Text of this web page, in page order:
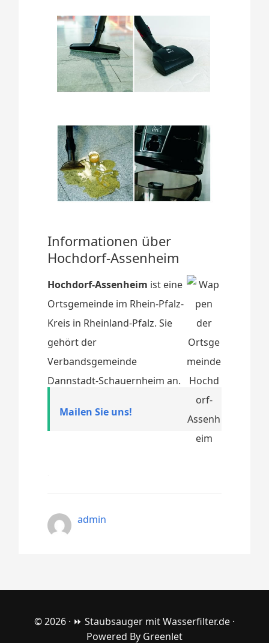
Informationen über
Hochdorf-Assenheim
Hochdorf-Assenheim ist eine
Ortsgemeinde im Rhein-Pfalz-
Kreis in Rheinland-Pfalz. Sie
gehört der
Verbandsgemeinde
Dannstadt-Schauernheim an.
Mailen Sie uns!
admin
© 2026 · ⏩ Staubsauger mit Wasserfilter.de ·
Powered By Greenlet